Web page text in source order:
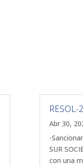
Abr 30,
-
SUR
con una